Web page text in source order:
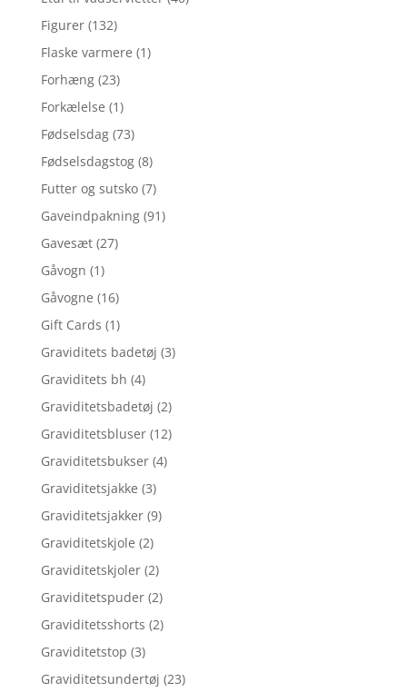
Figurer (132)
Flaske varmere (1)
Forhæng (23)
Forkælelse (1)
Fødselsdag (73)
Fødselsdagstog (8)
Futter og sutsko (7)
Gaveindpakning (91)
Gavesæt (27)
Gåvogn (1)
Gåvogne (16)
Gift Cards (1)
Graviditets badetøj (3)
Graviditets bh (4)
Graviditetsbadetøj (2)
Graviditetsbluser (12)
Graviditetsbukser (4)
Graviditetsjakke (3)
Graviditetsjakker (9)
Graviditetskjole (2)
Graviditetskjoler (2)
Graviditetspuder (2)
Graviditetsshorts (2)
Graviditetstop (3)
Graviditetsundertøj (23)